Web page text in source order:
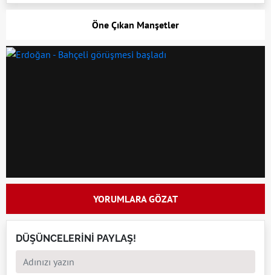
Öne Çıkan Manşetler
YORUMLARA GÖZAT
DÜŞÜNCELERİNİ PAYLAŞ!